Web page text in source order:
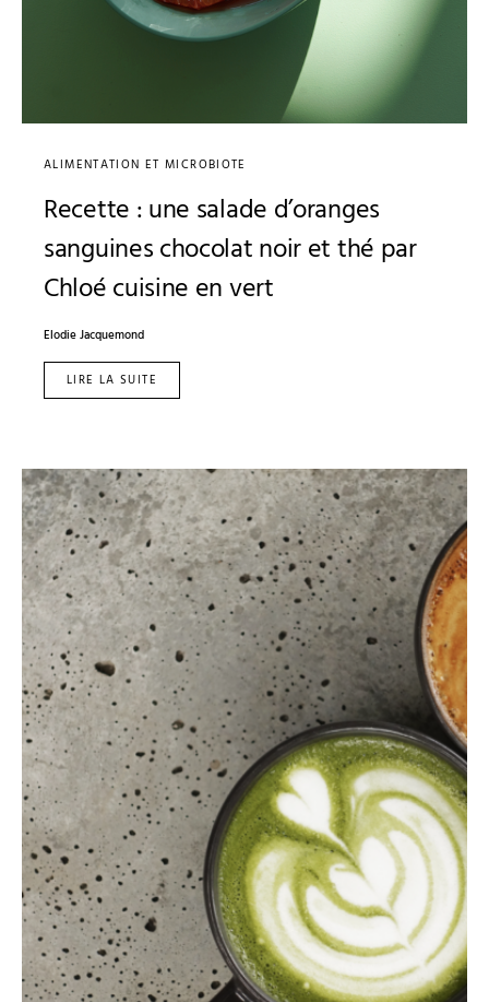
ALIMENTATION ET MICROBIOTE
Recette : une salade d’oranges
sanguines chocolat noir et thé par
Chloé cuisine en vert
Elodie Jacquemond
LIRE LA SUITE